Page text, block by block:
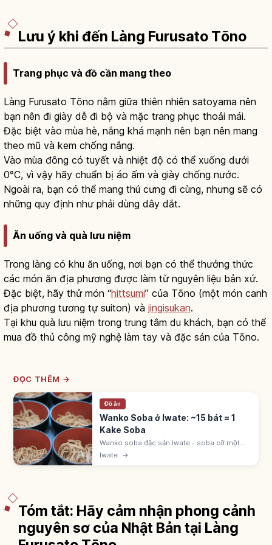
Lưu ý khi đến Làng Furusato Tōno
Trang phục và đồ cần mang theo
Làng Furusato Tōno nằm giữa thiên nhiên satoyama nên
bạn nên đi giày dễ đi bộ và mặc trang phục thoải mái.
Đặc biệt vào mùa hè, nắng khá mạnh nên bạn nên mang
theo mũ và kem chống nắng.
Vào mùa đông có tuyết và nhiệt độ có thể xuống dưới
0°C, vì vậy hãy chuẩn bị áo ấm và giày chống nước.
Ngoài ra, bạn có thể mang thú cưng đi cùng, nhưng sẽ có
những quy định như phải dùng dây dắt.
Ăn uống và quà lưu niệm
Trong làng có khu ăn uống, nơi bạn có thể thưởng thức
các món ăn địa phương được làm từ nguyên liệu bản xứ.
Đặc biệt, hãy thử món “hittsumi” của Tōno (một món canh
địa phương tương tự suiton) và jingisukan.
Tại khu quà lưu niệm trong trung tâm du khách, bạn có thể
mua đồ thủ công mỹ nghệ làm tay và đặc sản của Tōno.
ĐỌC THÊM →
Đồ ăn
Wanko Soba ở Iwate: ~15 bát = 1
Kake Soba
Wanko soba đặc sản Iwate - soba cỡ một
miếng phục vụ trong bát nhỏ liên tục.
Iwate →
Tóm tắt: Hãy cảm nhận phong cảnh
nguyên sơ của Nhật Bản tại Làng